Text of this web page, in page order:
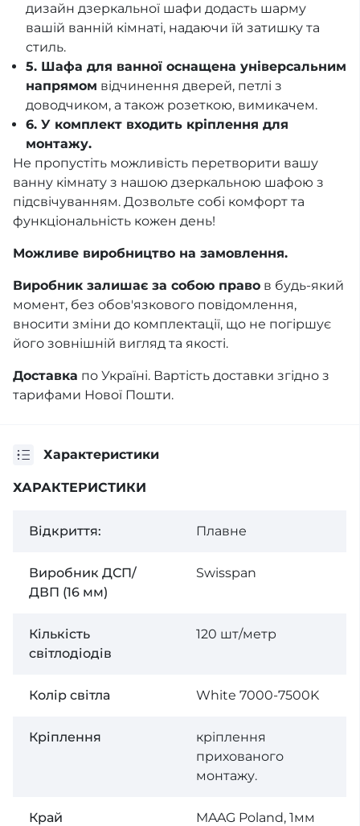
дизайн дзеркальної шафи додасть шарму
вашій ванній кімнаті, надаючи їй затишку та
стиль.
5. Шафа для ванної оснащена універсальним
напрямом відчинення дверей, петлі з
доводчиком, а також розеткою, вимикачем.
6. У комплект входить кріплення для
монтажу.
Не пропустіть можливість перетворити вашу
ванну кімнату з нашою дзеркальною шафою з
підсвічуванням. Дозвольте собі комфорт та
функціональність кожен день!
Можливе виробництво на замовлення.
Виробник залишає за собою право в будь-який
момент, без обов'язкового повідомлення,
вносити зміни до комплектації, що не погіршує
його зовнішній вигляд та якості.
Доставка по Україні. Вартість доставки згідно з
тарифами Нової Пошти.
Характеристики
ХАРАКТЕРИСТИКИ
Відкриття: Плавне
Виробник ДСП/
ДВП (16 мм)
Swisspan
Кількість
світлодіодів
120 шт/метр
Колір світла White 7000-7500K
Кріплення
кріплення
прихованого
монтажу.
Край MAAG Poland, 1мм